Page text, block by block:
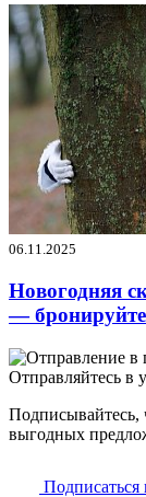
06.11.2025
Новогодняя
— бронируйте
Отправляйтесь в
Подписывайтесь,
выгодных
Подписаться